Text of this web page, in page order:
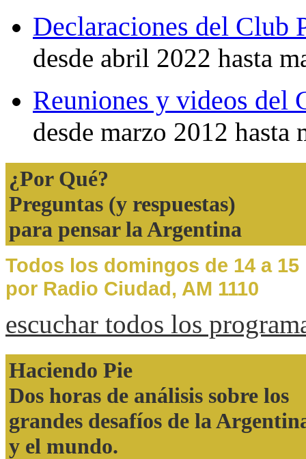
Declaraciones del Club
desde abril 2022 hasta
Reuniones y videos del
desde marzo 2012 hasta
¿Por Qué?
Preguntas (y respuestas)
para pensar la Argentina
Todos los domingos de 14 a 15
por Radio Ciudad, AM 1110
escuchar todos los
Haciendo Pie
Dos horas de análisis sobre los
grandes desafíos de la
y el mundo.